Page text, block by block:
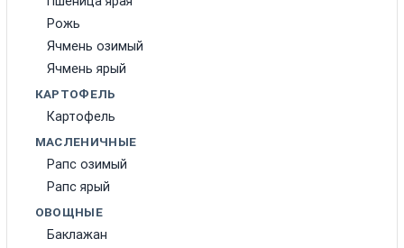
Рожь
Ячмень озимый
Ячмень ярый
КАРТОФЕЛЬ
Картофель
МАСЛЕНИЧНЫЕ
Рапс озимый
Рапс ярый
ОВОЩНЫЕ
Баклажан